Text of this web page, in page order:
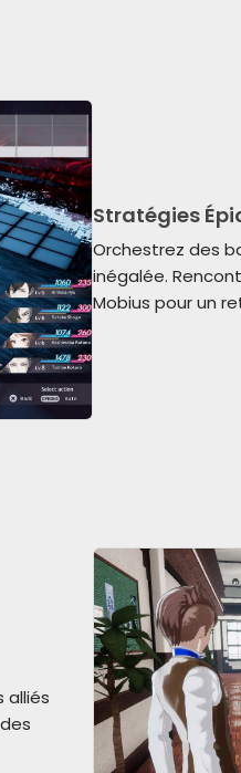
Stratégies
Orchestrez des
inégalée.
Mobius pour un
alliés